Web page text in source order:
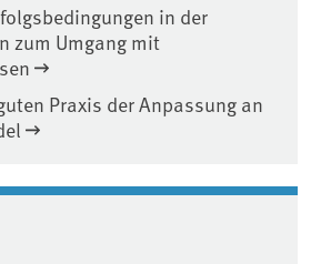
in der
zum Umgang mit
Praxis der Anpassung an